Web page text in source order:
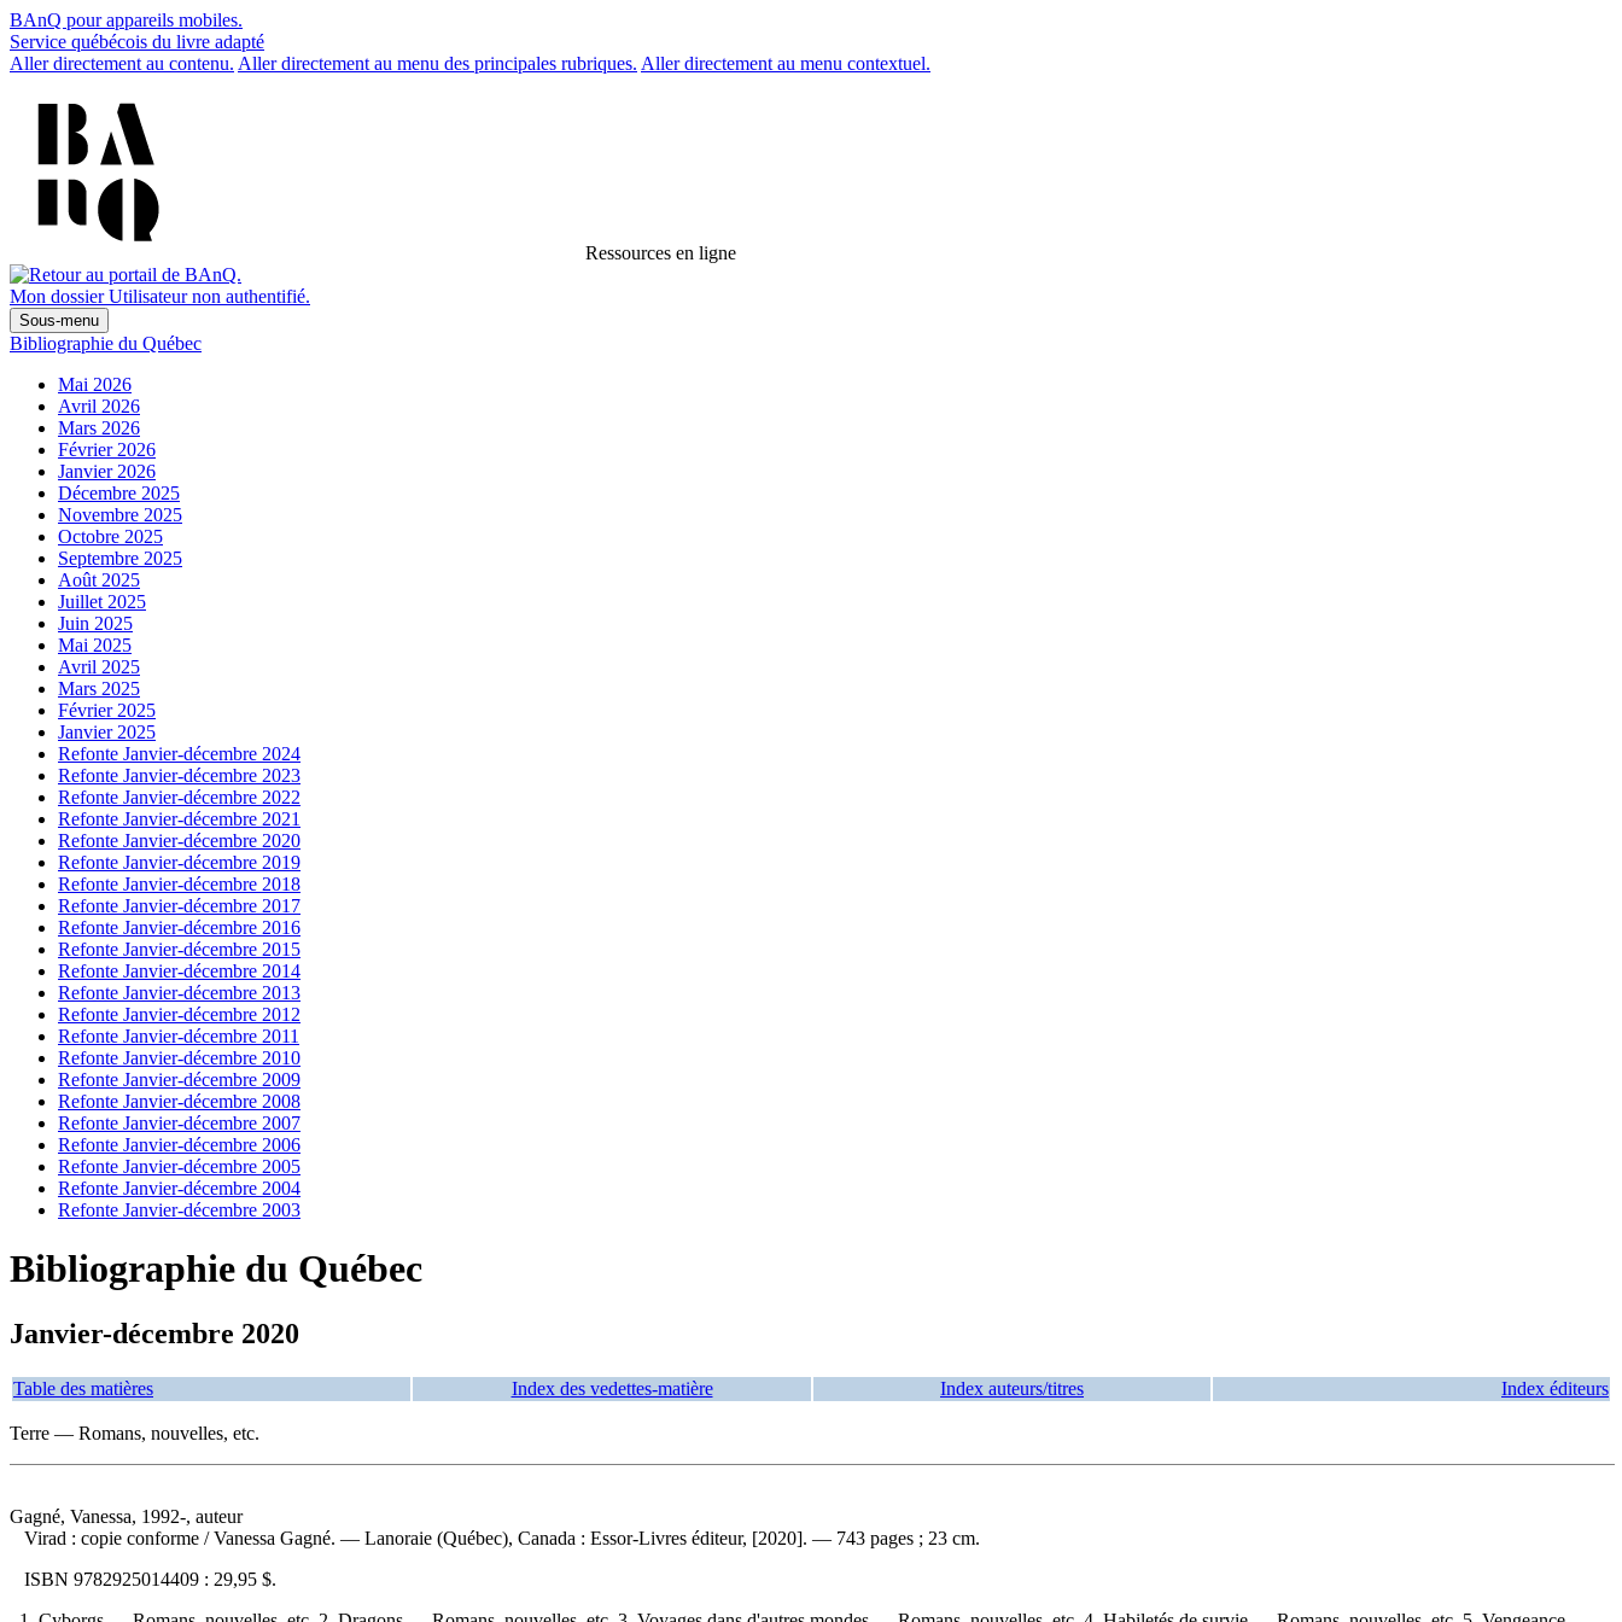
BAnQ pour appareils mobiles.
Service québécois du livre adapté
Aller directement au contenu. Aller directement au menu des principales rubriques. Aller directement au menu contextuel.
Ressources en ligne
Mon dossier Utilisateur non authentifié.
Sous-menu
Bibliographie du Québec
Mai 2026
Avril 2026
Mars 2026
Février 2026
Janvier 2026
Décembre 2025
Novembre 2025
Octobre 2025
Septembre 2025
Août 2025
Juillet 2025
Juin 2025
Mai 2025
Avril 2025
Mars 2025
Février 2025
Janvier 2025
Refonte Janvier-décembre 2024
Refonte Janvier-décembre 2023
Refonte Janvier-décembre 2022
Refonte Janvier-décembre 2021
Refonte Janvier-décembre 2020
Refonte Janvier-décembre 2019
Refonte Janvier-décembre 2018
Refonte Janvier-décembre 2017
Refonte Janvier-décembre 2016
Refonte Janvier-décembre 2015
Refonte Janvier-décembre 2014
Refonte Janvier-décembre 2013
Refonte Janvier-décembre 2012
Refonte Janvier-décembre 2011
Refonte Janvier-décembre 2010
Refonte Janvier-décembre 2009
Refonte Janvier-décembre 2008
Refonte Janvier-décembre 2007
Refonte Janvier-décembre 2006
Refonte Janvier-décembre 2005
Refonte Janvier-décembre 2004
Refonte Janvier-décembre 2003
Bibliographie du Québec
Janvier-décembre 2020
Table des matières Index des vedettes-matière Index auteurs/titres Index éditeurs
Terre — Romans, nouvelles, etc.
Gagné, Vanessa, 1992-, auteur
Virad : copie conforme / Vanessa Gagné. — Lanoraie (Québec), Canada : Essor-Livres éditeur, [2020]. — 743 pages ; 23 cm.
ISBN 9782925014409 : 29,95 $.